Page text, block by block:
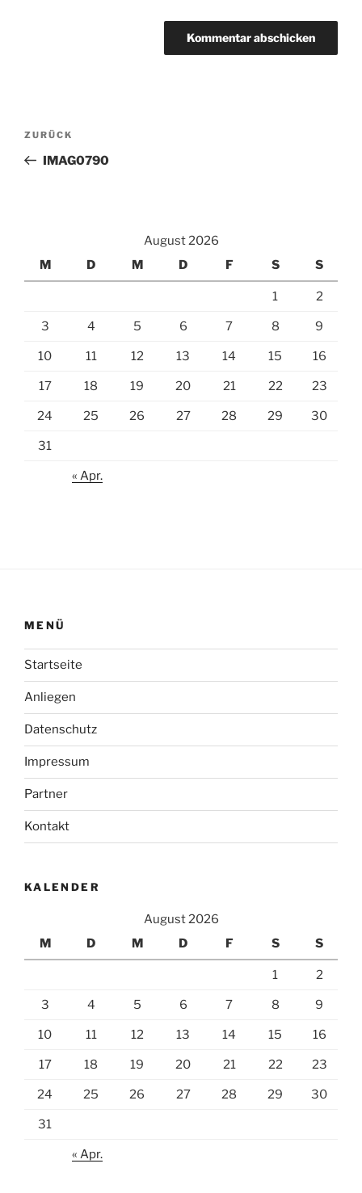
Beitragsnavigation
Vorheriger
Beitrag
ZURÜCK
IMAG0790
August 2026
M
D M D F S S
1 2
3 4 5 6 7 8 9
10 11 12 13 14 15 16
17 18 19 20 21 22 23
24 25 26 27 28 29 30
31
« Apr.
MENÜ
Startseite
Anliegen
Datenschutz
Impressum
Partner
Kontakt
KALENDER
August 2026
M
D M D F S S
1 2
3 4 5 6 7 8 9
10 11 12 13 14 15 16
17 18 19 20 21 22 23
24 25 26 27 28 29 30
31
« Apr.